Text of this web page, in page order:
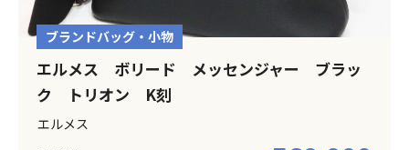
ブランドバッグ・小物
エルメス ボリード メッセンジャー ブラッ
ク トリオン K刻
エルメス